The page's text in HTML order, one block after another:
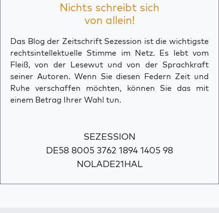
Nichts schreibt sich
von allein!
Das Blog der Zeitschrift Sezession ist die wichtigste
rechtsintellektuelle Stimme im Netz. Es lebt vom
Fleiß, von der Lesewut und von der Sprachkraft
seiner Autoren. Wenn Sie diesen Federn Zeit und
Ruhe verschaffen möchten, können Sie das mit
einem Betrag Ihrer Wahl tun.
SEZESSION
DE58 8005 3762 1894 1405 98
NOLADE21HAL